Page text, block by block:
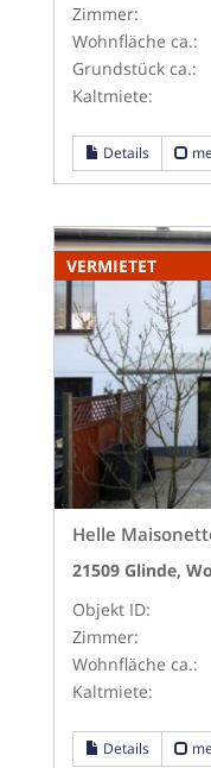
Zimmer:
Wohnfläche ca.:
Grund­stück ca.:
Kaltmiete:
Details
VERMIETET
Helle
21509 Glinde,
Objekt ID:
Zimmer:
Wohnfläche ca.:
Kaltmiete:
Details